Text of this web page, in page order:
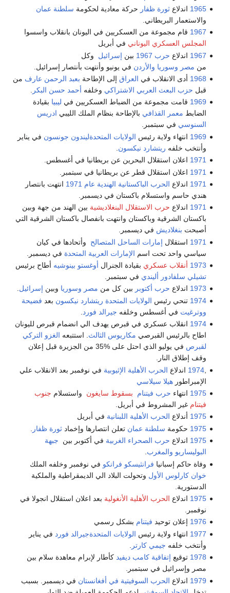
1965 اندلاعثورة ظفار حركة معادية لحكومة سلطنة عمان
والاستعمار البريطاني.
1967 قام مجموعة من العسكريين في اليونان بانقلاب واسسوا
المجلس العسكري اليوناني في أبريل
1967 اندلاع حرب 1967 بين إسرائيل وكل
من مصر وسوريا والأردن في يونيو وأنتهت بأنتصار إسرائيل.
1968 أدى الانقلاب في العراق إلى الإطاحة بعبد الرحمن عارف من
قبل حزب البعث العربي الاشتراكي وخلفه أحمد حسن البكر
1969 قامت مجموعة من الضباط العسكريين في ليبيا بقيادة
الضابط معمر القذافي بالإطاحة بنظام الملك الليبي ادريس
السنوسي في سبتمبر.
1969 انتهاء ولاية رئيس الولايات المتحدةليندون جونسون في يناير
وأنتخب خلفه ريتشارد نيكسون
1971 اعلان استقلال البحرين عن بريطانيا في أغسطس.
1971 اعلان استقلال قطر عن بريطانيا في سبتمبر.
1971 اندلاع الحرب الباكستانية الهندية عام 1971
انتهت بانتصار
هندي حاسم واستسلام باكستان في ديسمبر.
1971 اندلاع حرب الاستقلال البنغلاديشية بين الهند من جهة وبين
باكستان الشرقية وباكستان وانتهت بانفصال باكستان الشرقية التي
أصبحت بنغلاديش في ديسمبر.
1971 استقلال إمارات الساحل المتصالح وأتحادها في كيان
سياسي واحد تحت اسم الإمارات العربية المتحدة في ديسمبر.
1973 أنقلاب عسكري بقيادة الجنرال أوغستو بينوشيه أطاح برئيس
تشيلي سلفادور أليندي في سبتمبر.
1973 اندلاع حرب أكتوبر بين كل من مصر وسوريا وبين إسرائيل.
1974 تنحي رئيس الولايات المتحدة ريتشارد نيكسون بعد فضيحة
ووترغيت في أغسطس وخلفه جيرالد فورد
1974 انقلاب عسكري في قبرص يهدف الي انضمام قبرص لليونان
اطاح بالرئيس القبرصي مكاريوس الثالث. استتبعه الغزو التركي
لقبرص
في يوليو الذي احتل على %35 من الجزيرة قبل إعلان
وقف إطلاق النار.
,
1974 اندلاع الحرب الأهلية الإثيوبية في نوفمبر بعد الانقلاب علي
الإمبراطورهيلا سيلاسي
1975 انتهاء حرب فيتنام بسقوط سايغون واستسلام جنوب
فيتنام غير المشروط في أبريل.
1975 أندلاع الحرب الأهلية اللبنانية في أبريل
1975 حكومة سلطنة عمان تعلن انتصارها وإخمادثورة ظفار
1975 اندلاع حرب الصحراء الغربية في أكتوبر بين جبهة
البوليساريو والمغرب.
وفاة حاكم إسبانيا فرانثيسكو فرانكو في نوفمبر وخلفه الملك
خوان كارلوس الأول وتحولت البلاد الي الديمقراطية والملكية
الدستورية.
1975 اندلاع الحرب الأهلية الأنغولية بعد اعلان استقلال انجولا في
نوفمبر.
1976 إعلان توحيد فيتنام بشكل رسمي
1977 انتهاء ولاية رئيس الولايات المتحدةجيرالد فورد في يناير
وأنتخب خلفه جيمي كارتر
1978 توقيع إتفاقية كامب ديفيد كأطار لإبرام معاهدة سلام بين
مصر وإسرائيل في سبتمبر.
1979 اندلاع الحرب السوفيتية في أفغانستان في ديسمبر. بسبب